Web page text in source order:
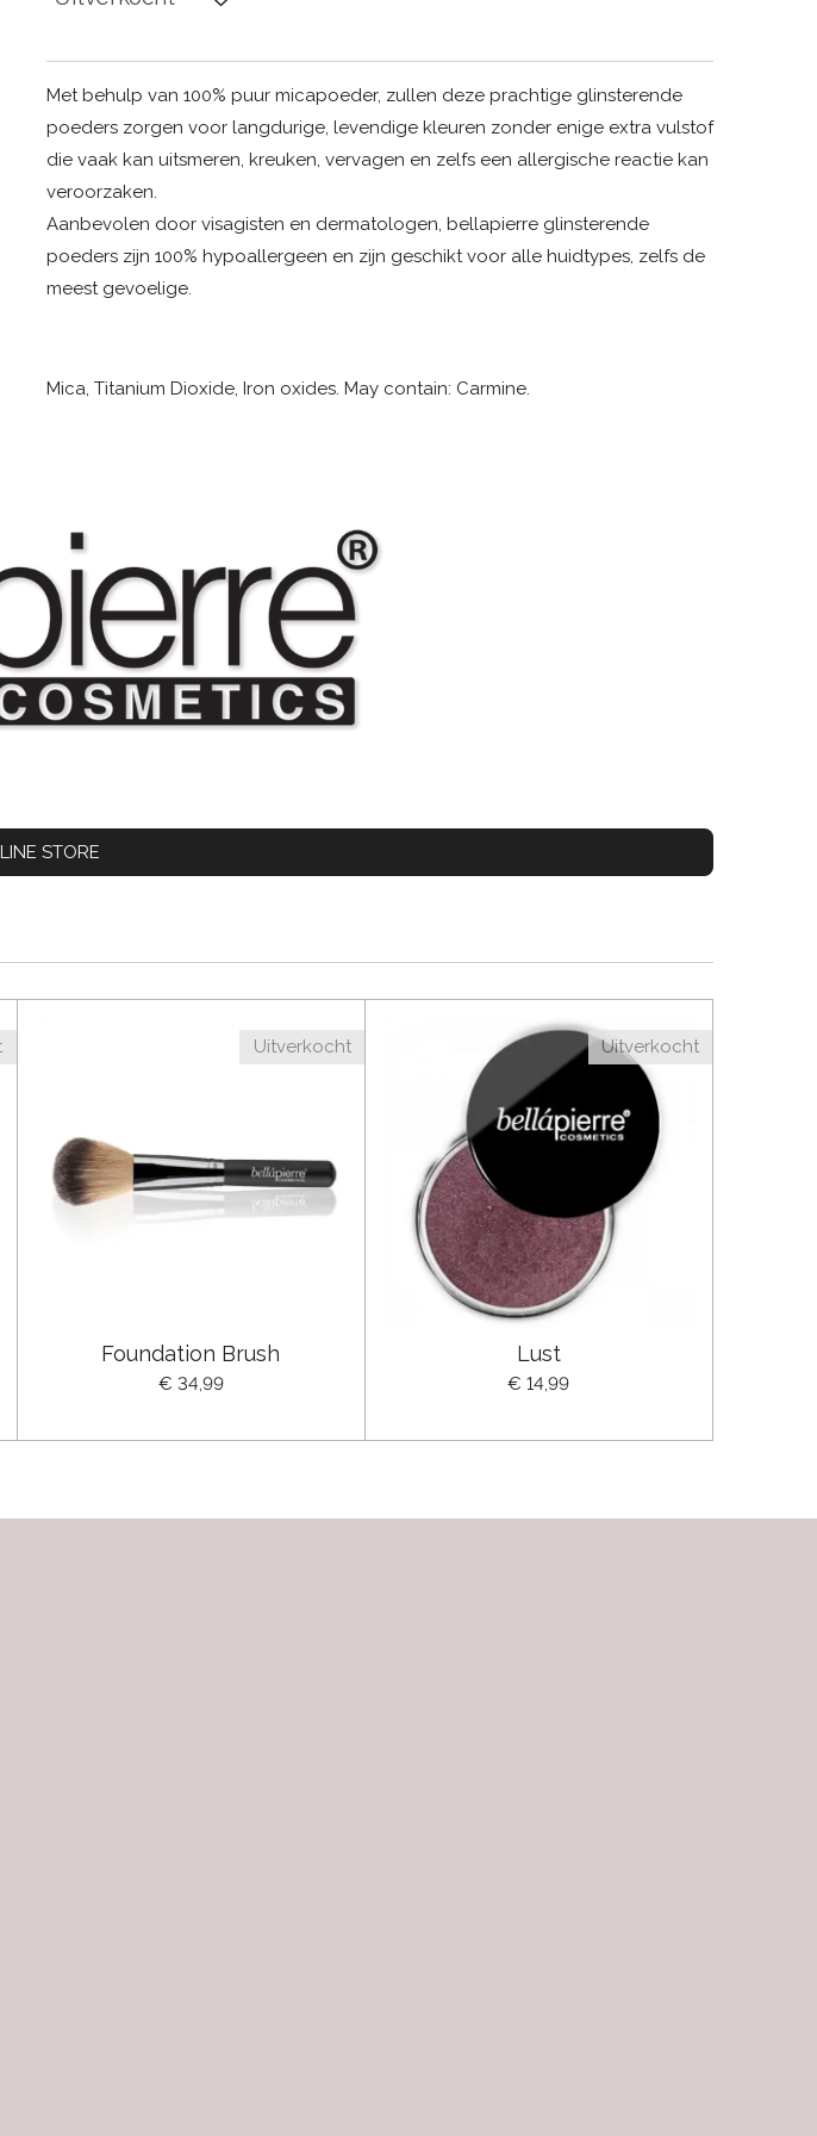
Met behulp van 100% puur micapoeder, zullen deze prachtige glinsterende
poeders zorgen voor langdurige, levendige kleuren zonder enige extra vulstof
die vaak kan uitsmeren, kreuken, vervagen en zelfs een allergische reactie kan
veroorzaken.
Aanbevolen door visagisten en dermatologen, bellapierre glinsterende
poeders zijn 100% hypoallergeen en zijn geschikt voor alle huidtypes, zelfs de
meest gevoelige.
Mica, Titanium Dioxide, Iron oxides. May contain: Carmine.
STORE
Uitverkocht
Foundation Brush
€ 34,99
Uitverkocht
Lust
€ 14,99